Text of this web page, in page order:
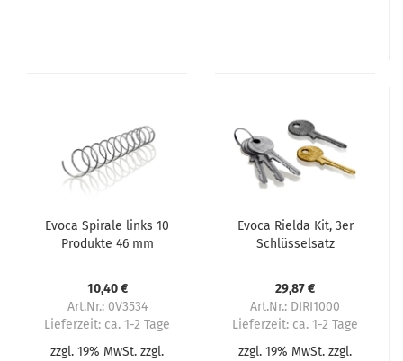
Evoca Spirale links 10
Produkte 46 mm
10,40 €
Art.Nr.: 0V3534
Lieferzeit: ca. 1-2 Tage
zzgl. 19% MwSt. zzgl.
Evoca Rielda Kit, 3er
Schlüsselsatz
29,87 €
Art.Nr.: DIRI1000
Lieferzeit: ca. 1-2 Tage
zzgl. 19% MwSt. zzgl.